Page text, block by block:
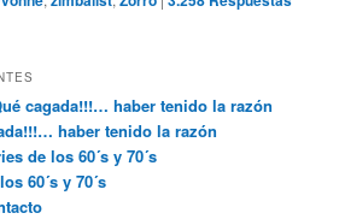
cagada!!!… haber tenido la razón
haber tenido la razón
de los 60´s y 70´s
60´s y 70´s